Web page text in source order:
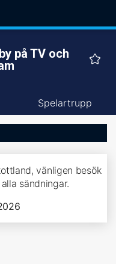
på TV och
Spelartrupp
vänligen besök
sändningar.